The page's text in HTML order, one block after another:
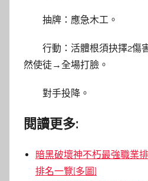
抽牌：應急木工。
行動：活體根須抉擇2傷
然使徒→全場打臉。
對手投降。
閱讀更多:
暗黑破壞神不朽最強職業
排名一覽[多圖]